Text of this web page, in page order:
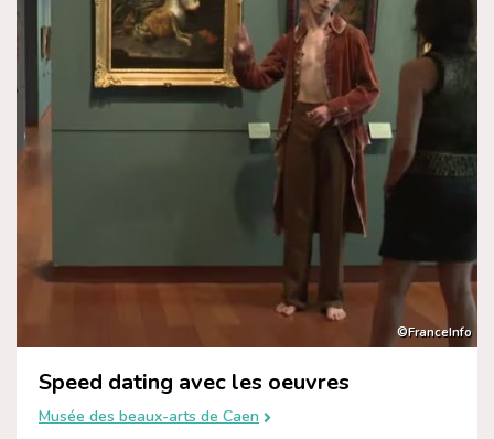
©FranceInfo
Speed dating avec les oeuvres
Musée des beaux-arts de Caen